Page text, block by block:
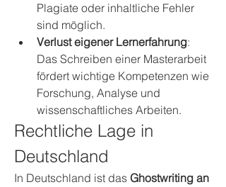
Plagiate oder inhaltliche Fehler
sind möglich.
Verlust eigener Lernerfahrung:
Das Schreiben einer Masterarbeit
fördert wichtige Kompetenzen wie
Forschung, Analyse und
wissenschaftliches Arbeiten.
Rechtliche Lage in
Deutschland
In Deutschland ist das Ghostwriting an